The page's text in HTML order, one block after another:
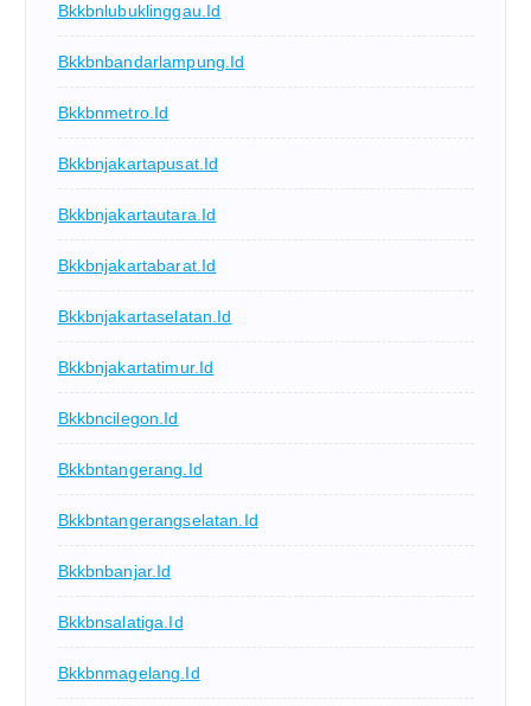
Bkkbnlubuklinggau.id
Bkkbnbandarlampung.id
Bkkbnmetro.id
Bkkbnjakartapusat.id
Bkkbnjakartautara.id
Bkkbnjakartabarat.id
Bkkbnjakartaselatan.id
Bkkbnjakartatimur.id
Bkkbncilegon.id
Bkkbntangerang.id
Bkkbntangerangselatan.id
Bkkbnbanjar.id
Bkkbnsalatiga.id
Bkkbnmagelang.id